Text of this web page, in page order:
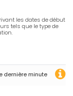
charmante villa -
est
simplement
n'y ait qu'un
plus heureux.
les dates de début
tels que le type de
dernière minute